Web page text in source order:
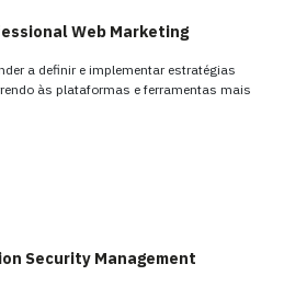
Web Marketing
a definir e implementar estratégias
às plataformas e ferramentas mais
Security Management